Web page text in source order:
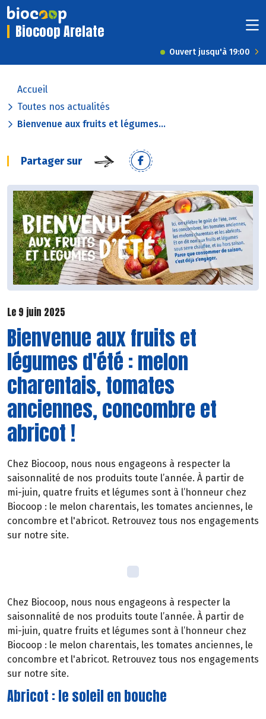
Biocoop Arelate
Ouvert jusqu'à 19:00
Accueil
Toutes nos actualités
Bienvenue aux fruits et légumes...
Partager sur
Le 9 juin 2025
Bienvenue aux fruits et
légumes d'été : melon
charentais, tomates
anciennes, concombre et
abricot !
Chez Biocoop, nous nous engageons à respecter la
saisonnalité de nos produits toute l’année. À partir de
mi-juin, quatre fruits et légumes sont à l’honneur chez
Biocoop : le melon charentais, les tomates anciennes, le
concombre et l'abricot. Retrouvez tous nos engagements
sur notre site.
Chez Biocoop, nous nous engageons à respecter la
saisonnalité de nos produits toute l’année. À partir de
mi-juin, quatre fruits et légumes sont à l’honneur chez
Biocoop : le melon charentais, les tomates anciennes, le
concombre et l'abricot. Retrouvez tous nos engagements
sur notre site.
Abricot : le soleil en bouche